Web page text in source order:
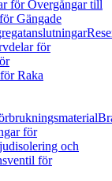
för Övergångar till
Gängade
för
Raka
för
och
för